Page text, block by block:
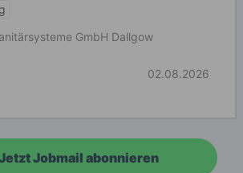
GmbH Dallgow
02.08.2026
Jobmail abonnieren